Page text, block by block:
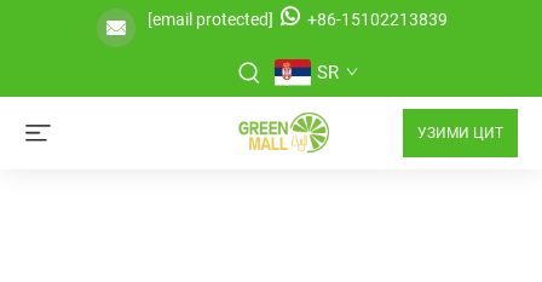
[email protected] +86-15102213839
SR
УЗИМИ ЦИТ